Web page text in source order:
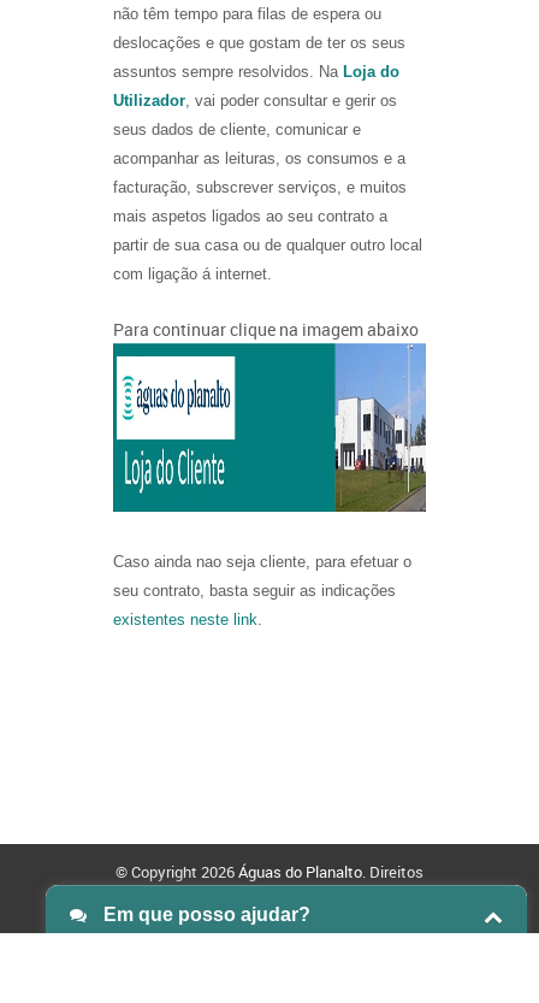
não têm tempo para filas de espera ou
deslocações e que gostam de ter os seus
assuntos sempre resolvidos. Na Loja do
Utilizador, vai poder consultar e gerir os
seus dados de cliente, comunicar e
acompanhar as leituras, os consumos e a
facturação, subscrever serviços, e muitos
mais aspetos ligados ao seu contrato a
partir de sua casa ou de qualquer outro local
com ligação á internet.
Para continuar clique na imagem abaixo
Caso ainda nao seja cliente, para efetuar o
seu contrato, basta seguir as indicações
existentes neste link.
© Copyright 2026Águas do Planalto. Direitos